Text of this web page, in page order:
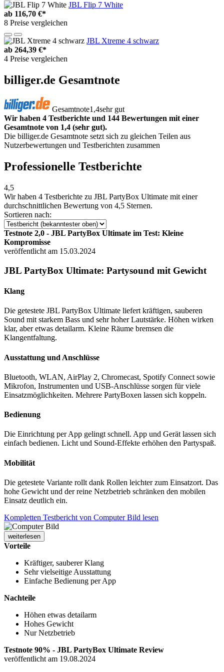
JBL Flip 7 White
ab 116,70 €*
8 Preise vergleichen
JBL Xtreme 4 schwarz
ab 264,39 €*
4 Preise vergleichen
billiger.de Gesamtnote
Gesamtnote1,4sehr gut
Wir haben 4 Testberichte und 144 Bewertungen mit einer
Gesamtnote von 1,4 (sehr gut).
Die billiger.de Gesamtnote setzt sich zu gleichen Teilen aus
Nutzerbewertungen und Testberichten zusammen
Professionelle Testberichte
4,5
Wir haben 4 Testberichte zu JBL PartyBox Ultimate mit einer
durchschnittlichen Bewertung von 4,5 Sternen.
Sortieren nach:
Testnote 2,0 - JBL PartyBox Ultimate im Test: Kleine
Kompromisse
veröffentlicht am 15.03.2024
JBL PartyBox Ultimate: Partysound mit Gewicht
Klang
Die getestete JBL PartyBox Ultimate liefert kräftigen, sauberen
Sound mit starkem Bass und sehr hoher Lautstärke. Höhen wirken
klar, aber etwas detailarm. Kleine Räume bremsen die
Klangentfaltung.
Ausstattung und Anschlüsse
Bluetooth, WLAN, AirPlay 2, Chromecast, Spotify Connect sowie
Mikrofon, Instrumenten und USB-Anschlüsse sorgen für viele
Einsatzmöglichkeiten. Mehrere PartyBoxen lassen sich koppeln.
Bedienung
Die Einrichtung per App gelingt schnell. App und Gerät lassen sich
einfach bedienen. Licht und Sound-Effekte erhöhen den Partyspaß.
Mobilität
Die getestete Variante rollt dank Rollen leichter zum Einsatzort. Das
hohe Gewicht und der reine Netzbetrieb schränken den mobilen
Einsatz deutlich ein.
Kompletten Testbericht von Computer Bild lesen
weiterlesen
Vorteile
Kräftiger, sauberer Klang
Sehr vielseitige Ausstattung
Einfache Bedienung per App
Nachteile
Höhen etwas detailarm
Hohes Gewicht
Nur Netzbetrieb
Testnote 90% - JBL PartyBox Ultimate Review
veröffentlicht am 19.08.2024